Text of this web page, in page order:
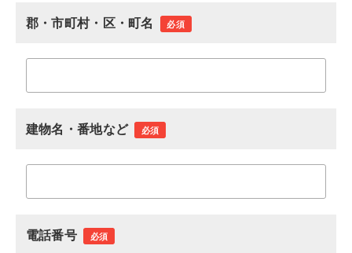
郡・市町村・区・町名 必須
建物名・番地など 必須
電話番号 必須